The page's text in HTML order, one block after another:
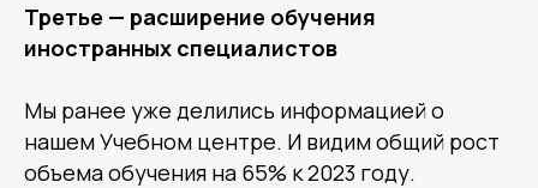
Третье — расширение обучения
иностранных специалистов
Мы ранее уже делились информацией о
нашем Учебном центре. И видим общий рост
объема обучения на 65% к 2023 году.